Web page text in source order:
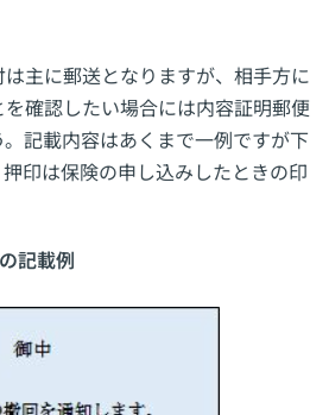
主に郵送となりますが、相手方に
確認したい場合には内容証明郵便
記載内容はあくまで一例ですが下
印は保険の申し込みしたときの印
記載例